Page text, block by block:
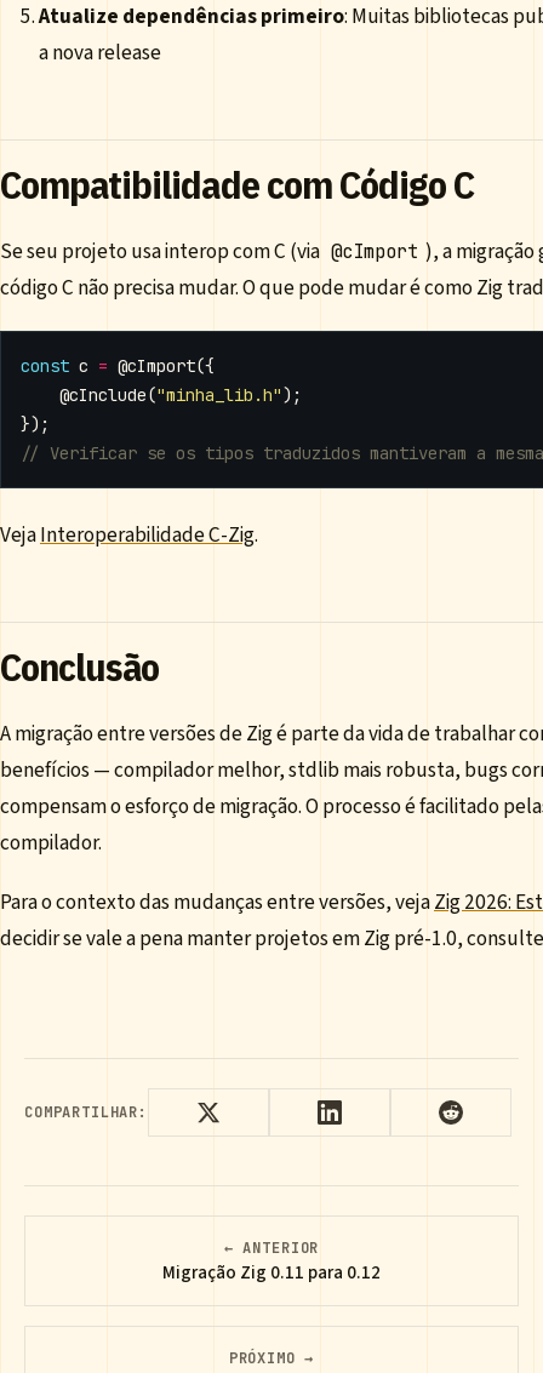
Atualize dependências primeiro: Muitas bibliotecas
a nova release
Compatibilidade com Código C
Se seu projeto usa interop com C (via @cImport ), a
código C não precisa mudar. O que pode mudar é como Zig
const c = @cImport({
@cInclude("minha_lib.h");
});
VejaInteroperabilidade C-Zig.
Conclusão
A migração entre versões de Zig é parte da vida de trabalhar
benefícios — compilador melhor, stdlib mais robusta, bugs
compensam o esforço de migração. O processo é facilitado
compilador.
Para o contexto das mudanças entre versões, vejaZig 2026:
decidir se vale a pena manter projetos em Zig pré-1.0,
COMPARTILHAR:
← ANTERIOR
Migração Zig 0.11 para 0.12
PRÓXIMO →